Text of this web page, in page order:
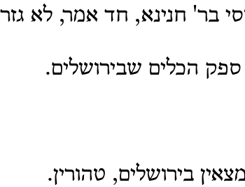
בר' חנינא, חד אמר, לא
הכלים שבירושלים.
בירושלים, טהורין.